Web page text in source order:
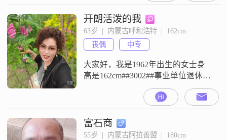
大家多看看动态的内容可以了解更
多的情况，谢谢！
开朗活泼的我
63岁  |  内蒙古呼和浩特  |  162cm
丧偶
中专
大家好，我是1962年出生的女士身
高是162cm##3002##事业单位退休，
我的月收入在3001到5000目前居住
呼和浩特，我的学历是中专
##3002##我平时是一个开朗爱笑的
人，性格上也比较温柔体贴
##3002##在与人相处的时候，我觉
富石商
55岁  |  内蒙古阿拉善盟  |  180cm